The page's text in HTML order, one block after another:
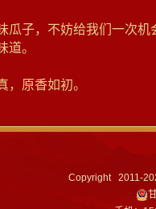
子，不妨给我们一次机
道。
原香如初。
Copyright 2011-